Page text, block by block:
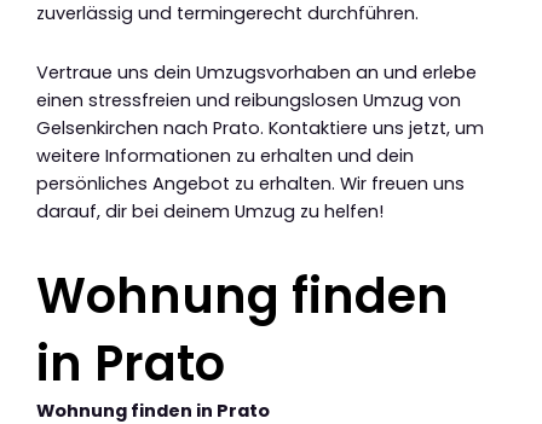
zuverlässig und termingerecht durchführen.
Vertraue uns dein Umzugsvorhaben an und erlebe
einen stressfreien und reibungslosen Umzug von
Gelsenkirchen nach Prato. Kontaktiere uns jetzt, um
weitere Informationen zu erhalten und dein
persönliches Angebot zu erhalten. Wir freuen uns
darauf, dir bei deinem Umzug zu helfen!
Wohnung finden
in Prato
Wohnung finden in Prato